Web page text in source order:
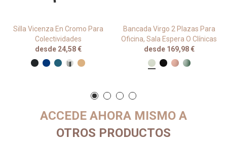
Silla Vicenza En Cromo Para
Colectividades
desde 24,58 €
Bancada Virgo 2 Plazas Para
Oficina, Sala Espera O Clínicas
desde 169,98 €
ACCEDE AHORA MISMO A
OTROS PRODUCTOS